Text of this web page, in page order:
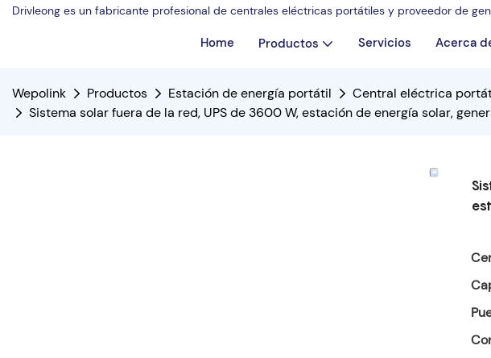
Drivleong es un fabricante profesional de centrales eléctricas portátiles y proveedor de
Home Productos Servicios Acerca
Wepolink Productos Estación de energía portátil
Central eléctrica
Sistema solar fuera de la red, UPS de 3600 W, estación de energía solar,